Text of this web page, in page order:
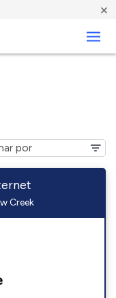
×
Creek